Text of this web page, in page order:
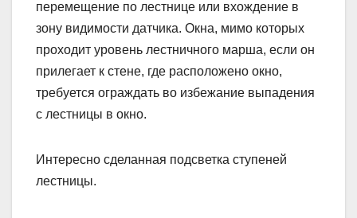
перемещение по лестнице или вхождение в
зону видимости датчика. Окна, мимо которых
проходит уровень лестничного марша, если он
прилегает к стене, где расположено окно,
требуется ограждать во избежание выпадения
с лестницы в окно.
Интересно сделанная подсветка ступеней
лестницы.